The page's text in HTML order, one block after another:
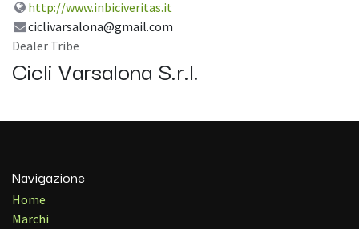
http://www.inbiciveritas.it
ciclivarsalona@gmail.com
Dealer Tribe
Cicli Varsalona S.r.l.
Navigazione
Home
Marchi